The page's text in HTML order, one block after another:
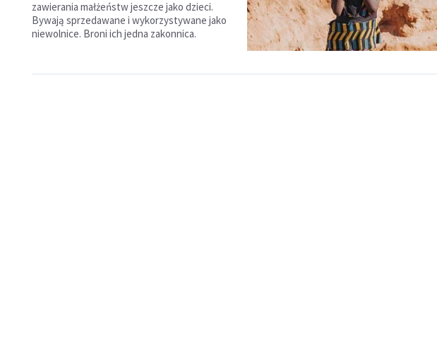
zawierania małżeństw jeszcze jako dzieci.
Bywają sprzedawane i wykorzystywane jako
niewolnice. Broni ich jedna zakonnica.